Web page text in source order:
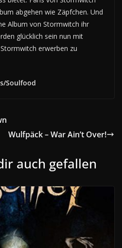
abgehen wie Zäpfchen. Und
Album von Stormwitch ihr
glücklich sein nun mit
erwerben zu
Soulfood
Wulfpäck – War Ain’t Over!
auch gefallen